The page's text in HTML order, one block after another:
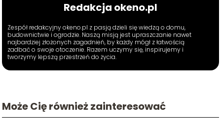
Redakcja okeno.pl
Zespół redakcyjny okeno.pl z pasją dzieli się wiedzą o domu,
budownictwie i ogrodzie. Naszą misją jest upraszczanie nawet
najbardziej złożonych zagadnień, by każdy mógł z łatwością
zadbać o swoje otoczenie. Razem uczymy się, inspirujemy i
tworzymy lepszą przestrzeń do życia.
Może Cię również zainteresować